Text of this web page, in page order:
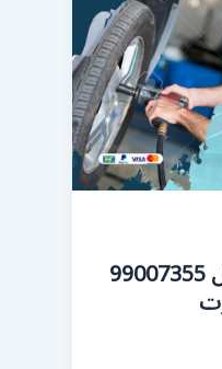
كراج ابو حليفة | كراج متنقل 99007355